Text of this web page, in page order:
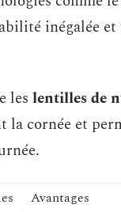
inégalée
les lentilles de
la cornée et
Avantages